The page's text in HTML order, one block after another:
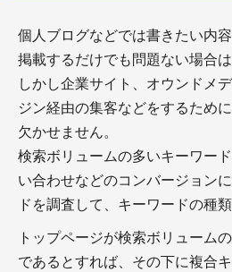
＋WEBコンテンツは構成と推
正・校閲までを解説
＋WEBメディア編集と外注の
＋チーム間での作業共有のた
修正指示ツール－AKAPON
個人ブログなどでは書きたい内
掲載するだけでも問題ない場合は
しかし企業サイト、オウンドメ
ジン経由の集客などをするため
欠かせません。
検索ボリュームの多いキーワー
い合わせなどのコンバージョン
ドを調査して、キーワードの種
トップページが検索ボリューム
であるとすれば、その下に複合